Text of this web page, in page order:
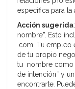
específica para la
Acción sugerida
nombre”. Esto
.com. Tu
de tu propio
tu nombre como
de intención” y
encontrarte.